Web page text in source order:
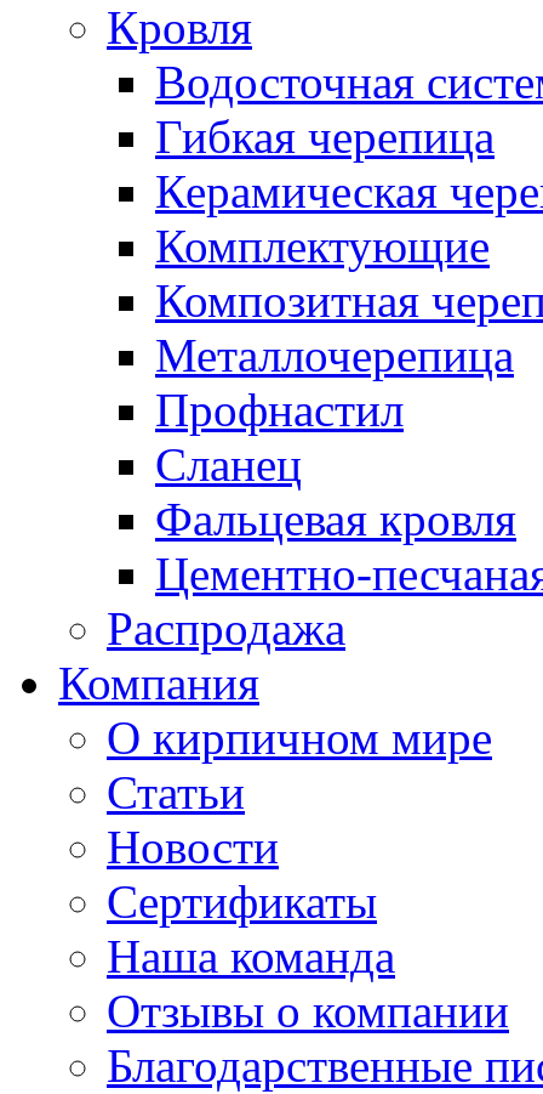
Кровля
Водосточная
Гибкая черепица
Керамическая
Комплектующие
Композитная
Металлочерепица
Профнастил
Сланец
Фальцевая кровля
Цементно-
Распродажа
Компания
О кирпичном мире
Статьи
Новости
Сертификаты
Наша команда
Отзывы о компании
Благодарственные